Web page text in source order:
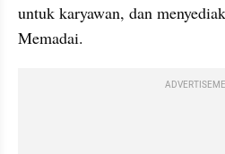
untuk karyawan, dan
Memadai.